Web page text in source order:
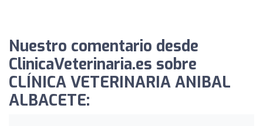
Nuestro comentario desde
ClinicaVeterinaria.es sobre
CLÍNICA VETERINARIA ANIBAL
ALBACETE: